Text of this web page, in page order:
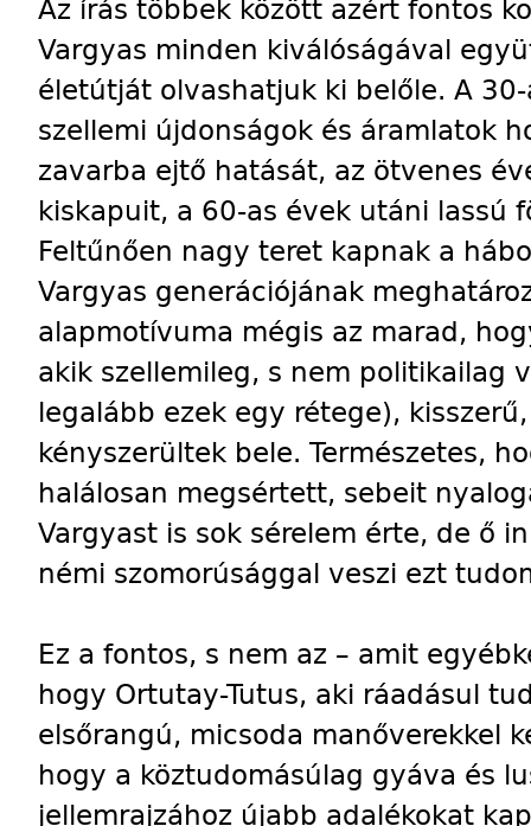
Az írás többek között azért fontos
Vargyas minden kiválóságával
életútját olvashatjuk ki belőle. A
szellemi újdonságok és áramlatok
zavarba ejtő hatását, az ötvenes
kiskapuit, a 60-as évek utáni lassú
Feltűnően nagy teret kapnak a
Vargyas generációjának
alapmotívuma mégis az marad,
akik szellemileg, s nem politikailag
legalább ezek egy rétege),
kényszerültek bele. Természetes,
halálosan megsértett, sebeit
Vargyast is sok sérelem érte, de ő
némi szomorúsággal veszi ezt
Ez a fontos, s nem az – amit
hogy Ortutay-Tutus, aki ráadásul
elsőrangú, micsoda manőverekkel
hogy a köztudomásúlag gyáva és
jellemrajzához újabb adalékokat